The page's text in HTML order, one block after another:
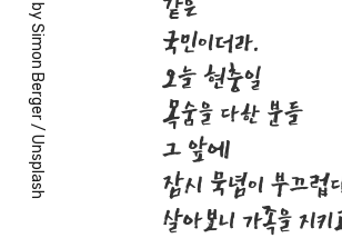
Simon Berger
/
Unsplash
같은
국민이더라.
오늘 현충일
목숨을 다한 분들
그 앞에
잠시 묵념이 부끄럽
살아보니 가족을 지